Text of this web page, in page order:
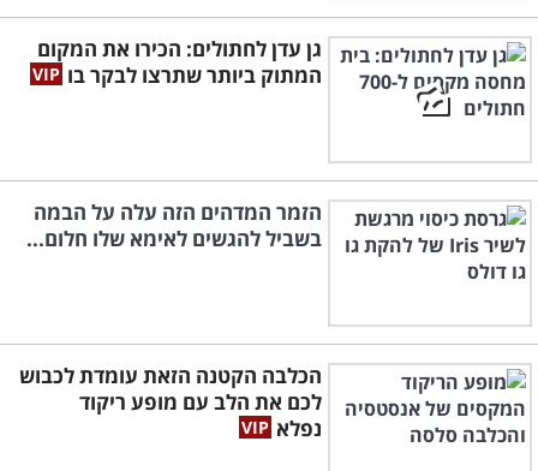
גן עדן לחתולים: הכירו את המקום
המתוק ביותר שתרצו לבקר בו
הזמר המדהים הזה עלה על הבמה
בשביל להגשים לאימא שלו חלום...
הכלבה הקטנה הזאת עומדת לכבוש
לכם את הלב עם מופע ריקוד
נפלא